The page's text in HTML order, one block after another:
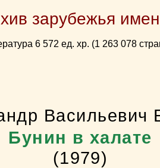
зарубежья
6 572 ед. хр. (1 263 078
Васильевич
Бунин в халате
(1979)